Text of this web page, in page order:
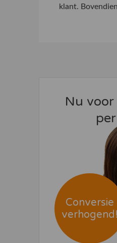
klant.
Nu
Conversie
verhogend!